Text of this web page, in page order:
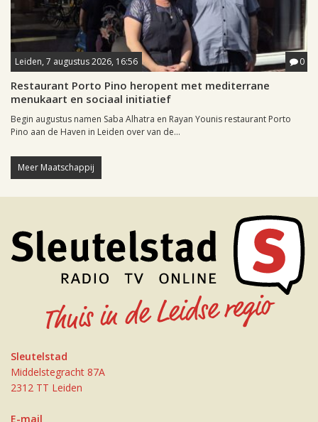
Leiden, 7 augustus 2026, 16:56 0
Restaurant Porto Pino heropent met mediterrane
menukaart en sociaal initiatief
Begin augustus namen Saba Alhatra en Rayan Younis restaurant Porto
Pino aan de Haven in Leiden over van de...
Meer Maatschappij
Sleutelstad
Middelstegracht 87A
2312 TT Leiden
E-mail